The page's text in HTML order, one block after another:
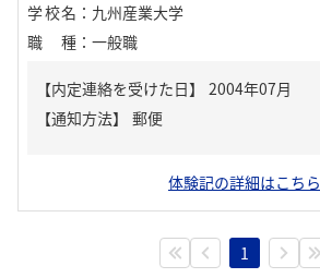
学校名 ： 九州産業大学
職種 ： 一般職
【内定連絡を受けた日】
2004年07月
【通知方法】
郵便
体験記の詳細はこちら
1